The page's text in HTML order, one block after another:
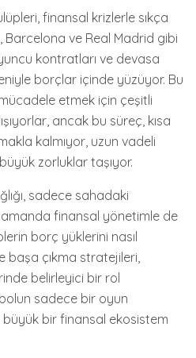
finansal krizlerle sıkça
Barcelona ve Real Madrid gibi
kontratları ve devasa
borçlar içinde yüzüyor. Bu
etmek için çeşitli
ancak bu süreç, kısa
kalmıyor, uzun vadeli
zorluklar taşıyor.
sadece sahadaki
finansal yönetimle de
borç yüklerini nasıl
başa çıkma stratejileri,
belirleyici bir rol
sadece bir oyun
büyük bir finansal ekosistem